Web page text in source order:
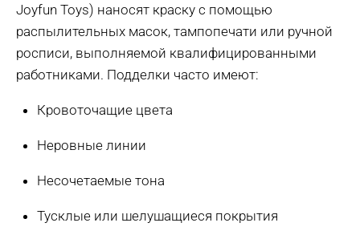
Joyfun Toys) наносят краску с помощью
распылительных масок, тампопечати или ручной
росписи, выполняемой квалифицированными
работниками. Подделки часто имеют:
Кровоточащие цвета
Неровные линии
Несочетаемые тона
Тусклые или шелушащиеся покрытия